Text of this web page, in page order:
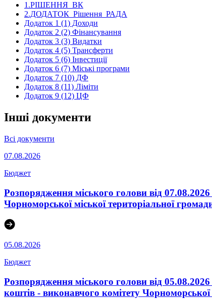
1.РІШЕННЯ_ВК
2.ДОДАТОК_Рiшення_РАДА
Додаток 1 (1) Доходи
Додаток 2 (2) Фінансування
Додаток 3 (3) Видатки
Додаток 4 (5) Трансферти
Додаток 5 (6) Інвестиції
Додаток 6 (7) Міські програми
Додаток 7 (10) ДФ
Додаток 8 (11) Ліміти
Додаток 9 (12) ЦФ
Інші документи
Всі документи
07.08.2026
Бюджет
Розпорядження міського голови від
Чорноморської міської територіальної
05.08.2026
Бюджет
Розпорядження міського голови від
коштів - виконавчого комітету